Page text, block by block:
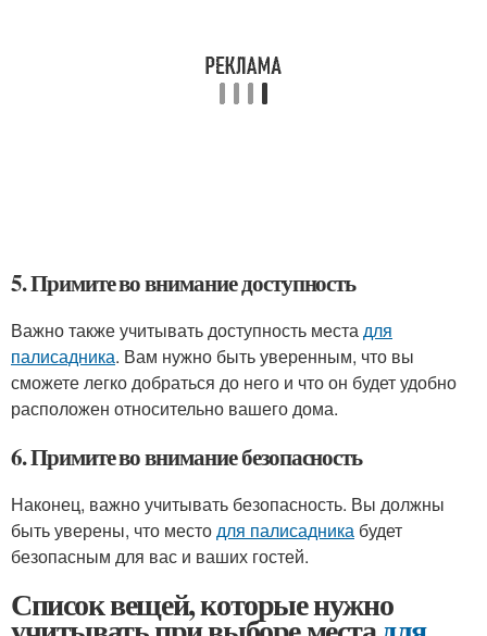
5. Примите во внимание доступность
Важно также учитывать доступность местадля
палисадника. Вам нужно быть уверенным, что вы
сможете легко добраться до него и что он будет удобно
расположен относительно вашего дома.
6. Примите во внимание безопасность
Наконец, важно учитывать безопасность. Вы должны
быть уверены, что местодля палисадника будет
безопасным для вас и ваших гостей.
Список вещей, которые нужно